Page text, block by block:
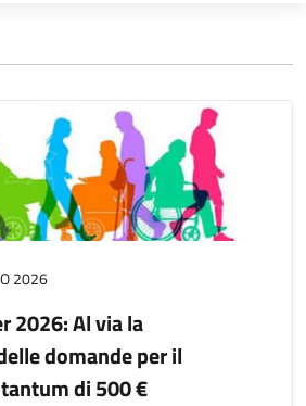
2026
2026: Al via la
domande per il
di 500 €